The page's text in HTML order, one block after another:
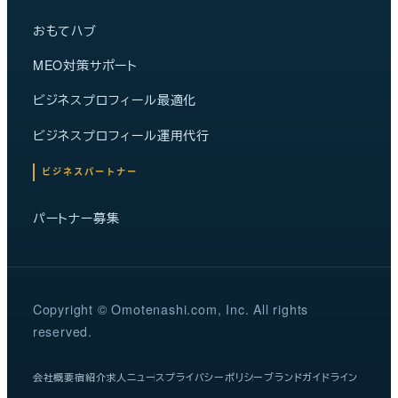
おもてハブ
MEO対策サポート
ビジネスプロフィール最適化
ビジネスプロフィール運用代行
ビジネスパートナー
パートナー募集
Copyright © Omotenashi.com, Inc. All rights
reserved.
会社概要宿紹介求人ニュースプライバシーポリシー ブランドガイドライン